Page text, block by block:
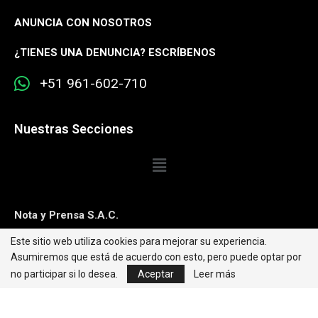
ANUNCIA CON NOSOTROS
¿TIENES UNA DENUNCIA? ESCRÍBENOS
+51 961-602-710
Nuestras Secciones
Nota y Prensa S.A.C.
Contacto:editorweb@caretas.com.pe
Síguenos:
Este sitio web utiliza cookies para mejorar su experiencia.
Asumiremos que está de acuerdo con esto, pero puede optar por
no participar si lo desea.
Aceptar Leer más